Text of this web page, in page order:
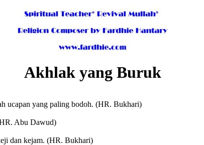
Akhlak yang Buruk
ucapan yang paling bodoh. (HR. Bukhari)
Abu Dawud)
dan kejam. (HR. Bukhari)